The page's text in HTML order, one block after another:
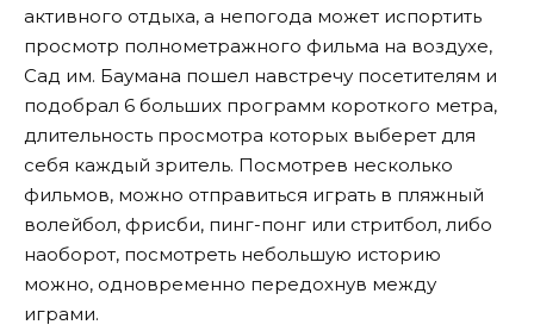
активного отдыха, а непогода может испортить
просмотр полнометражного фильма на воздухе,
Сад им. Баумана пошел навстречу посетителям и
подобрал 6 больших программ короткого метра,
длительность просмотра которых выберет для
себя каждый зритель. Посмотрев несколько
фильмов, можно отправиться играть в пляжный
волейбол, фрисби, пинг-понг или стритбол, либо
наоборот, посмотреть небольшую историю
можно, одновременно передохнув между
играми.